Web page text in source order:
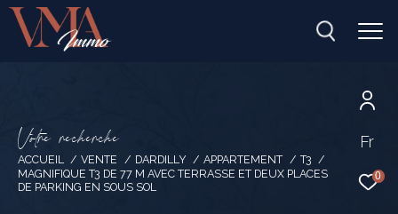
Fr
0
Votre recherche
ACCUEIL VENTE DARDILLY APPARTEMENT
T3
MAGNIFIQUE T3 DE 77 M AVEC TERRASSE ET DEUX PLACES
DE PARKING EN SOUS SOL